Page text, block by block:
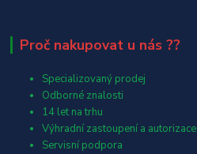
Proč nakupovat u nás ??
Specializovaný prodej
Odborné znalosti
14 let na trhu
Výhradní zastoupení a autorizace
Servisní podpora